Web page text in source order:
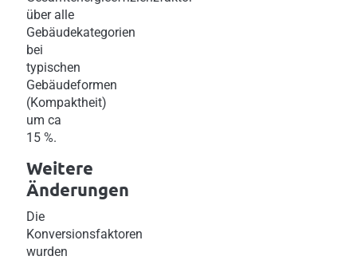
über alle
Gebäudekategorien
bei
typischen
Gebäudeformen
(Kompaktheit)
um ca
15 %.
Weitere
Änderungen
Die
Konversionsfaktoren
wurden